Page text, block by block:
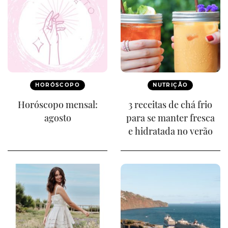
HORÓSCOPO
Horóscopo mensal:
agosto
NUTRIÇÃO
3 receitas de chá frio
para se manter fresca
e hidratada no verão